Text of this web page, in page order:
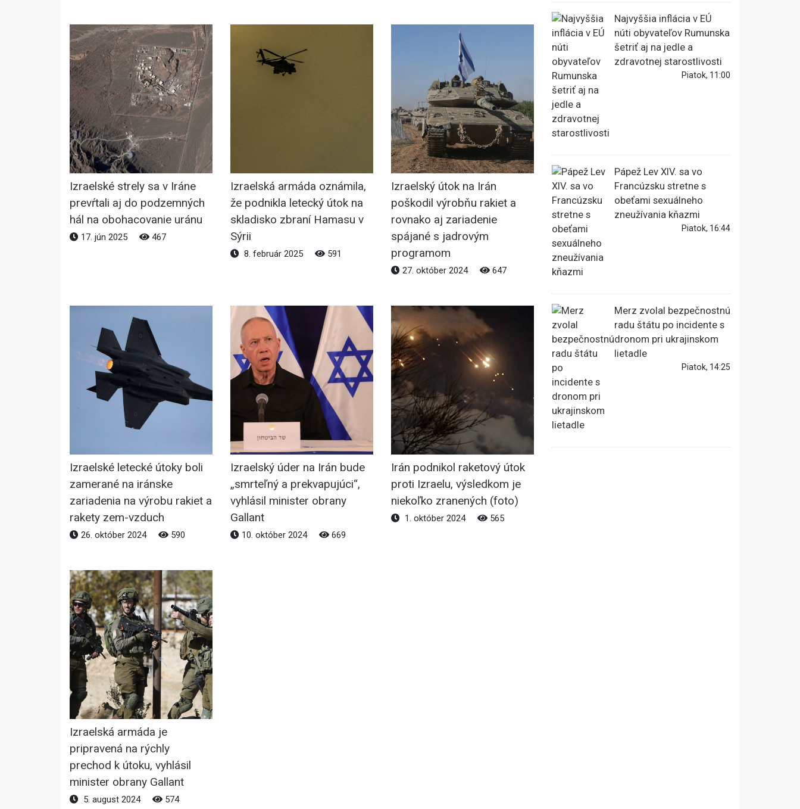
Izraelské strely sa v Iráne
prevŕtali aj do podzemných
hál na obohacovanie uránu
17. jún 2025 467
Izraelská armáda oznámila,
že podnikla letecký útok na
skladisko zbraní Hamasu v
Sýrii
8. február 2025 591
Izraelský útok na Irán
poškodil výrobňu rakiet a
rovnako aj zariadenie
spájané s jadrovým
programom
27. október 2024 647
Izraelské letecké útoky boli
zamerané na iránske
zariadenia na výrobu rakiet a
rakety zem-vzduch
26. október 2024 590
Izraelský úder na Irán bude
„smrteľný a prekvapujúci“,
vyhlásil minister obrany
Gallant
10. október 2024 669
Irán podnikol raketový útok
proti Izraelu, výsledkom je
niekoľko zranených (foto)
1. október 2024 565
Izraelská armáda je
pripravená na rýchly
prechod k útoku, vyhlásil
minister obrany Gallant
5. august 2024 574
Najvyššia inflácia v EÚ
núti obyvateľov Rumunska
šetriť aj na jedle a
zdravotnej starostlivosti
Piatok, 11:00
Pápež Lev XIV. sa vo
Francúzsku stretne s
obeťami sexuálneho
zneužívania kňazmi
Piatok, 16:44
Merz zvolal bezpečnostnú
radu štátu po incidente s
dronom pri ukrajinskom
lietadle
Piatok, 14:25